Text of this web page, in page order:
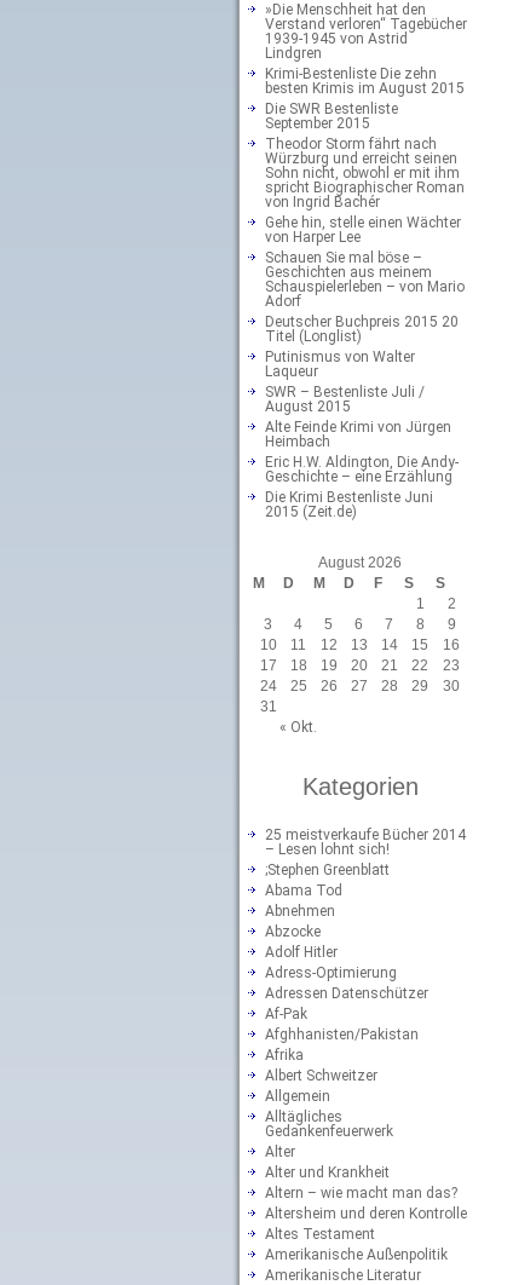
»Die Menschheit hat den
Verstand verloren“ Tagebücher
1939-1945 von Astrid
Lindgren
Krimi-Bestenliste Die zehn
besten Krimis im August 2015
Die SWR Bestenliste
September 2015
Theodor Storm fährt nach
Würzburg und erreicht seinen
Sohn nicht, obwohl er mit ihm
spricht Biographischer Roman
von Ingrid Bachér
Gehe hin, stelle einen Wächter
von Harper Lee
Schauen Sie mal böse –
Geschichten aus meinem
Schauspielerleben – von Mario
Adorf
Deutscher Buchpreis 2015 20
Titel (Longlist)
Putinismus von Walter
Laqueur
SWR – Bestenliste Juli /
August 2015
Alte Feinde Krimi von Jürgen
Heimbach
Eric H.W. Aldington, Die Andy-
Geschichte – eine Erzählung
Die Krimi Bestenliste Juni
2015 (Zeit.de)
August 2026
M
D M D F S S
« Okt.
1
2
3
4 5 6 7 8
9
10
11 12 13 14 15
16
17
18 19 20 21 22
23
24
25 26 27 28 29
30
31
Kategorien
25 meistverkaufe Bücher 2014
– Lesen lohnt sich!
;Stephen Greenblatt
Abama Tod
Abnehmen
Abzocke
Adolf Hitler
Adress-Optimierung
Adressen Datenschützer
Af-Pak
Afghhanisten/Pakistan
Afrika
Albert Schweitzer
Allgemein
Alltägliches
Gedankenfeuerwerk
Alter
Alter und Krankheit
Altern – wie macht man das?
Altersheim und deren Kontrolle
Altes Testament
Amerikanische Außenpolitik
Amerikanische Literatur